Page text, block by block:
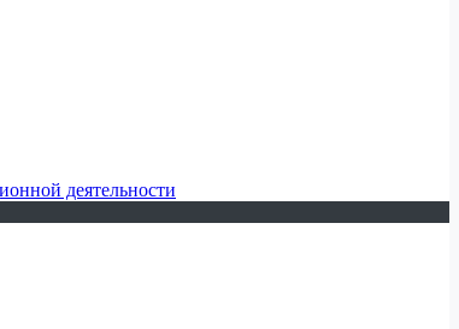
деятельности